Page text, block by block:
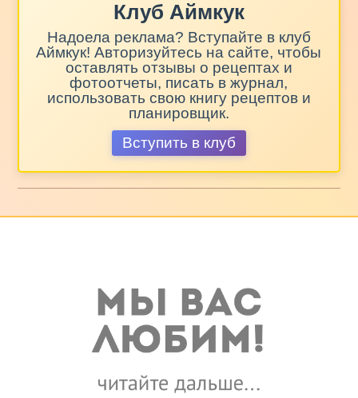
Клуб Аймкук
Надоела реклама? Вступайте в клуб
Аймкук! Авторизуйтесь на сайте, чтобы
оставлять отзывы о рецептах и
фотоотчеты, писать в журнал,
использовать свою книгу рецептов и
планировщик.
Вступить в клуб